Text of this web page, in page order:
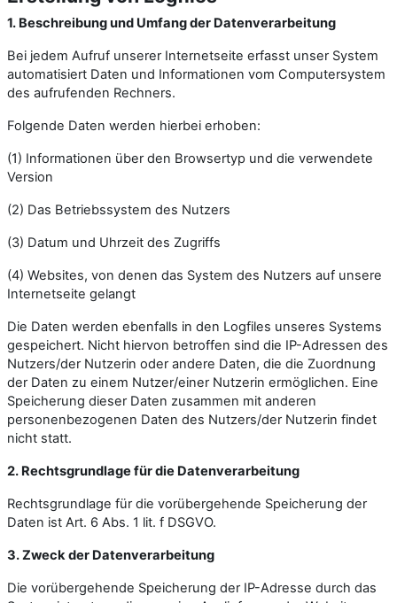
1. Beschreibung und Umfang der Datenverarbeitung
Bei jedem Aufruf unserer Internetseite erfasst unser System
automatisiert Daten und Informationen vom Computersystem
des aufrufenden Rechners.
Folgende Daten werden hierbei erhoben:
(1) Informationen über den Browsertyp und die verwendete
Version
(2) Das Betriebssystem des Nutzers
(3) Datum und Uhrzeit des Zugriffs
(4) Websites, von denen das System des Nutzers auf unsere
Internetseite gelangt
Die Daten werden ebenfalls in den Logfiles unseres Systems
gespeichert. Nicht hiervon betroffen sind die IP-Adressen des
Nutzers/der Nutzerin oder andere Daten, die die Zuordnung
der Daten zu einem Nutzer/einer Nutzerin ermöglichen. Eine
Speicherung dieser Daten zusammen mit anderen
personenbezogenen Daten des Nutzers/der Nutzerin findet
nicht statt.
2. Rechtsgrundlage für die Datenverarbeitung
Rechtsgrundlage für die vorübergehende Speicherung der
Daten ist Art. 6 Abs. 1 lit. f DSGVO.
3. Zweck der Datenverarbeitung
Die vorübergehende Speicherung der IP-Adresse durch das